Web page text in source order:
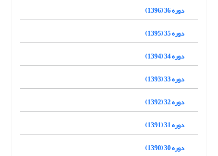
دوره 36 (1396)
دوره 35 (1395)
دوره 34 (1394)
دوره 33 (1393)
دوره 32 (1392)
دوره 31 (1391)
دوره 30 (1390)